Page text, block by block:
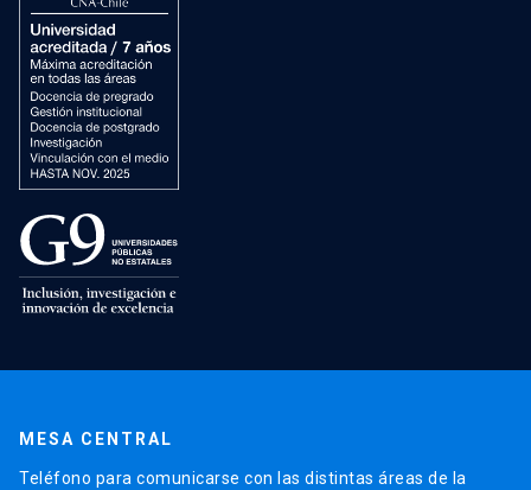
MESA CENTRAL
Teléfono para comunicarse con las distintas áreas de la